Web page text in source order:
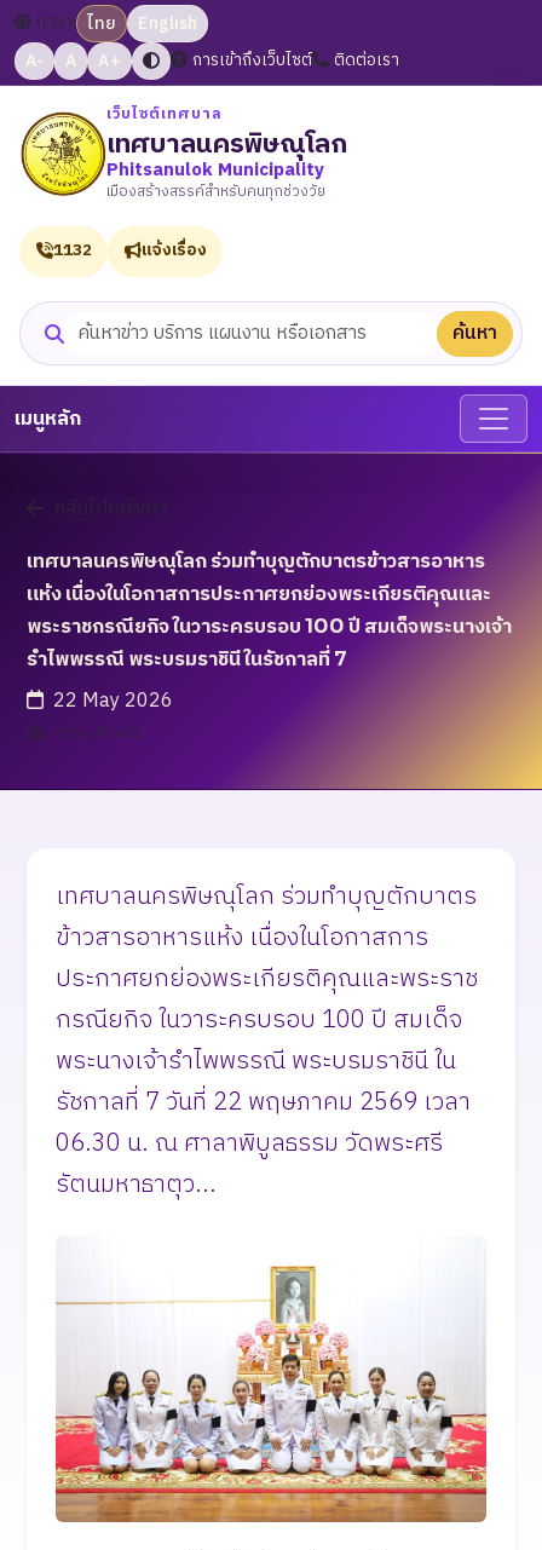
ภาษา: ไทย
English
A-
A A+ การเข้าถึงเว็บไซต์ ติดต่อเรา
เว็บไซต์เทศบาล
เทศบาลนครพิษณุโลก
Phitsanulok Municipality
เมืองสร้างสรรค์สำหรับคนทุกช่วงวัย
ค้นหาเว็บไซต์ ค้นหา
1132 แจ้งเรื่อง
เมนูหลัก
กลับไปหน้าข่าว
เทศบาลนครพิษณุโลก ร่วมทำบุญตักบาตรข้าวสารอาหาร
แห้ง เนื่องในโอกาสการประกาศยกย่องพระเกียรติคุณและ
พระราชกรณียกิจ ในวาระครบรอบ 100 ปี สมเด็จพระนางเจ้า
รำไพพรรณี พระบรมราชินี ในรัชกาลที่ 7
22 May 2026
เข้าชม 45 ครั้ง
เทศบาลนครพิษณุโลก ร่วมทำบุญตักบาตร
ข้าวสารอาหารแห้ง เนื่องในโอกาสการ
ประกาศยกย่องพระเกียรติคุณและพระราช
กรณียกิจ ในวาระครบรอบ 100 ปี สมเด็จ
พระนางเจ้ารำไพพรรณี พระบรมราชินี ใน
รัชกาลที่ 7 วันที่ 22 พฤษภาคม 2569 เวลา
06.30 น. ณ ศาลาพิบูลธรรม วัดพระศรี
รัตนมหาธาตุว...